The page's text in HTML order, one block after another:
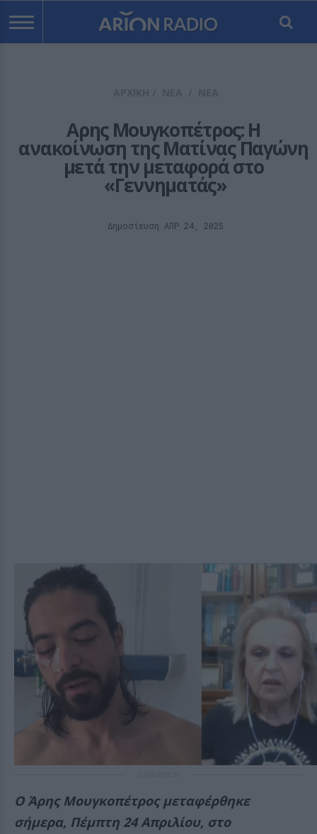
Αρης Μουγκοπέτρος: Η
ανακοίνωση της Ματίνας Παγώνη
μετά την μεταφορά στο
«Γεννηματάς»
Δημοσίευση ΑΠΡ 24, 2025
Ο Άρης Μουγκοπέτρος μεταφέρθηκε
σήμερα, Πέμπτη 24 Απριλίου, στο